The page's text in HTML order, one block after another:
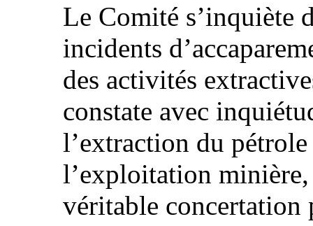
Le Comité s’inquiète
incidents
des activités
constate avec
l’extraction du
l’exploitation minière,
véritable concertation